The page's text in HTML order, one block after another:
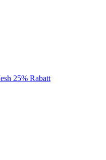
25% Rabatt